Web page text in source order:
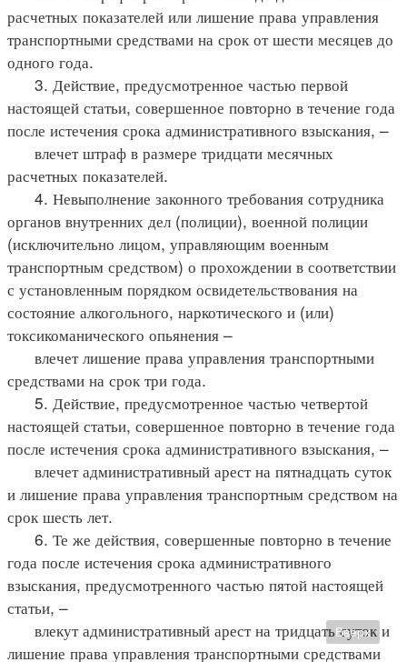
расчетных показателей или лишение права управления
транспортными средствами на срок от шести месяцев до
одного года.
3. Действие, предусмотренное частью первой
настоящей статьи, совершенное повторно в течение года
после истечения срока административного взыскания, –
влечет штраф в размере тридцати месячных
расчетных показателей.
4. Невыполнение законного требования сотрудника
органов внутренних дел (полиции), военной полиции
(исключительно лицом, управляющим военным
транспортным средством) о прохождении в соответствии
с установленным порядком освидетельствования на
состояние алкогольного, наркотического и (или)
токсикоманического опьянения –
влечет лишение права управления транспортными
средствами на срок три года.
5. Действие, предусмотренное частью четвертой
настоящей статьи, совершенное повторно в течение года
после истечения срока административного взыскания, –
влечет административный арест на пятнадцать суток
и лишение права управления транспортным средством на
срок шесть лет.
6. Те же действия, совершенные повторно в течение
года после истечения срока административного
взыскания, предусмотренного частью пятой настоящей
статьи, –
влекут административный арест на тридцать суток и
лишение права управления транспортными средствами
Вверх